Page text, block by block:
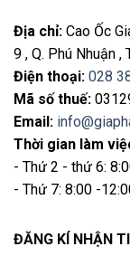
Địa chỉ: Cao Ốc
9 , Q. Phú Nhuận ,
Điện thoại: 028
Mã số thuế:
Email :
Thời gian làm
- Thứ 2 - thứ 6:
- Thứ 7: 8:00 -
ĐĂNG KÍ NHẬN